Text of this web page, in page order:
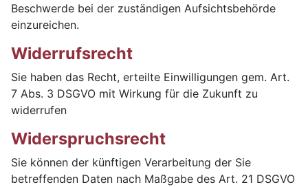
Beschwerde bei der zuständigen Aufsichtsbehörde
einzureichen.
Widerrufsrecht
Sie haben das Recht, erteilte Einwilligungen gem. Art.
7 Abs. 3 DSGVO mit Wirkung für die Zukunft zu
widerrufen
Widerspruchsrecht
Sie können der künftigen Verarbeitung der Sie
betreffenden Daten nach Maßgabe des Art. 21 DSGVO